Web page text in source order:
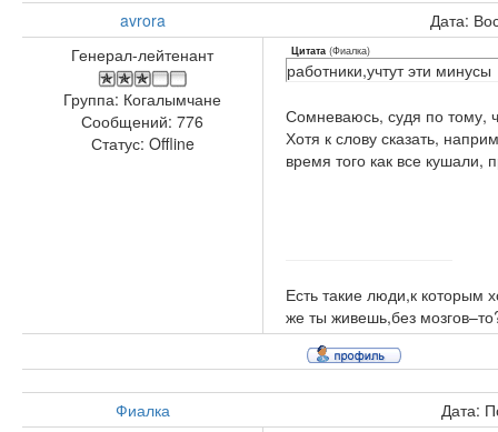
avrora
Дата:
Генерал-лейтенант
Группа: Когалымчане
Сообщений: 776
Статус: Offline
Цитата (Фиалка)
работники,учтут эти минусы
Сомневаюсь, судя по тому,
Хотя к слову сказать,
время того как все кушали,
Есть такие люди,к которым
же ты живешь,без
Фиалка
Дата: